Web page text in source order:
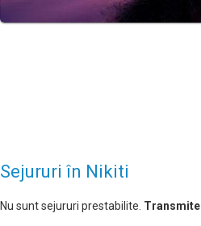
Sejururi în Nikiti
Nu sunt sejururi prestabilite. Transmite